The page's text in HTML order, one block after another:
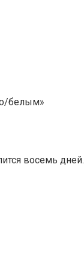
белым»
восемь дней.